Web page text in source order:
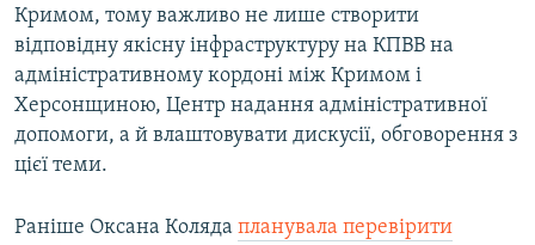
Кримом, тому важливо не лише створити
відповідну якісну інфраструктуру на КПВВ на
адміністративному кордоні між Кримом і
Херсонщиною, Центр надання адміністративної
допомоги, а й влаштовувати дискусії, обговорення з
цієї теми.
Раніше Оксана Коляда планувала перевірити